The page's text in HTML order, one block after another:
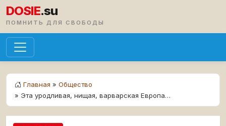
DOSIE.su
ПОМНИТЬ ДЛЯ СВОБОДЫ
Главная » Общество
» Эта уродливая, нищая, варварская Европа…